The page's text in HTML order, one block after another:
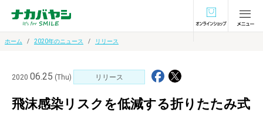
オンラインショ
ホーム 2020年のニュース リリース
2020 06.25 (Thu) リリース
飛沫感染リスクを低減する折りたたみ式